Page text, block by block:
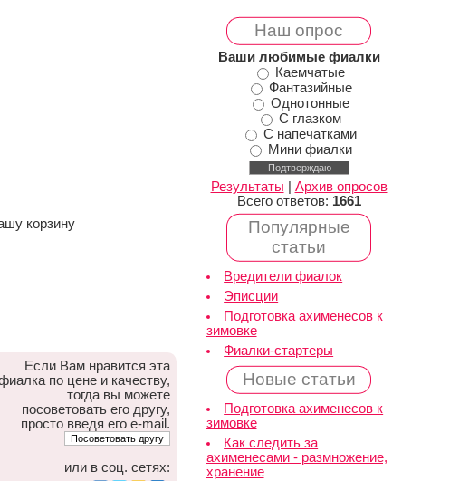
корзину
Если Вам нравится эта
по цене и качеству,
тогда вы можете
посоветовать его другу,
просто введя его e-mail.
или в соц. сетях:
Наш опрос
Ваши любимые фиалки
Каемчатые
Фантазийные
Однотонные
С глазком
С напечатками
Мини фиалки
Результаты
Архив опросов
Всего ответов: 1661
Популярные
статьи
Вредители фиалок
Эписции
Подготовка ахименесов к
зимовке
Фиалки-стартеры
Новые статьи
Подготовка ахименесов к
зимовке
Как следить за
ахименесами - размножение,
хранение